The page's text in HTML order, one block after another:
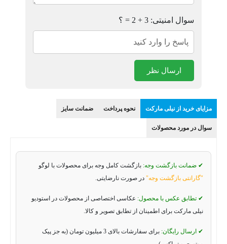
سوال امنیتی: 3 + 2 = ؟
ارسال نظر
مزایای خرید از نیلی مارکت نحوه پرداخت ضمانت سایز
سوال در مورد محصولات
✔ ضمانت بازگشت وجه: بازگشت کامل وجه برای محصولات با لوگو
"گارانتی بازگشت وجه" در صورت نارضایتی.
✔ تطابق عکس با محصول: عکاسی اختصاصی از محصولات در استودیو
نیلی مارکت برای اطمینان از تطابق تصویر و کالا.
✔ ارسال رایگان:
برای سفارشات بالای 3 میلیون تومان (به جز پیک